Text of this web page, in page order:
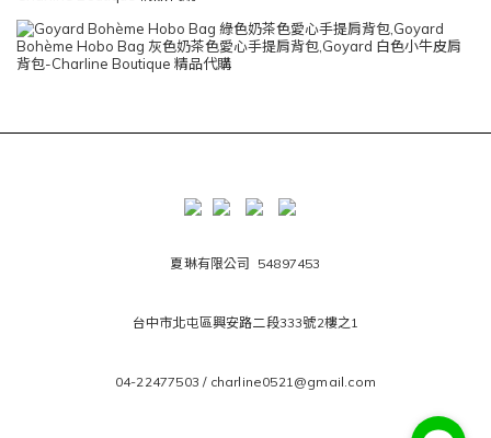
夏琳有限公司 54897453
台中市北屯區興安路二段333號2樓之1
04-22477503 / charline0521@gmail.com